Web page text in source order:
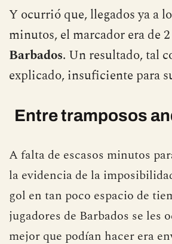
Y ocurrió que, llegados ya a
minutos, el marcador era de
Barbados. Un resultado, tal
explicado, insuficiente para
Entre tramposos
A falta de escasos minutos
la evidencia de la
gol en tan poco espacio de
jugadores de Barbados se les
mejor que podían hacer era